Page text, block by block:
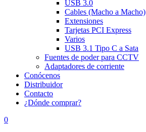
USB 3.0
Cables (Macho a Macho)
Extensiones
Tarjetas PCI Express
Varios
USB 3.1 Tipo C a Sata
Fuentes de poder para CCTV
Adaptadores de corriente
Conócenos
Distribuidor
Contacto
¿Dónde comprar?
0